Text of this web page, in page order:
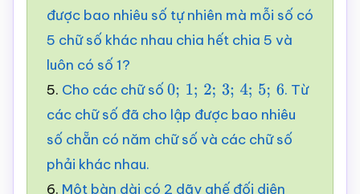
được bao nhiêu số tự nhiên mà mỗi số có
5 chữ số khác nhau chia hết chia 5 và
luôn có số 1?
5. Cho các chữ số 0; ;2 3;4;5 6
. Từ
các chữ số đã cho lập được bao nhiêu
số chẵn có năm chữ số và các chữ số
phải khác nhau.
6. Một bàn dài có 2 dãy ghế đối diện